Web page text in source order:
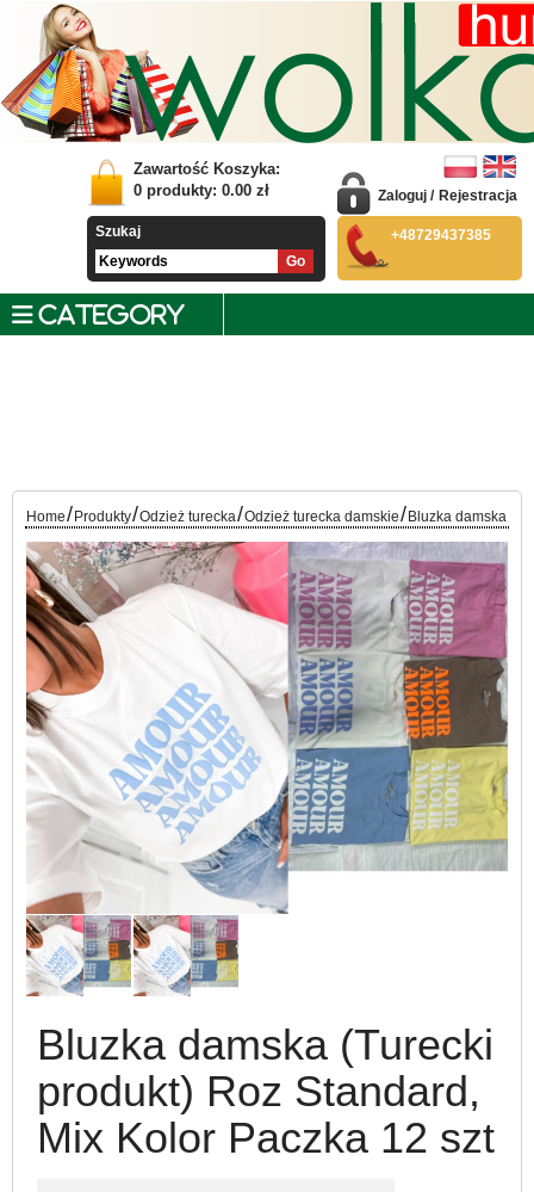
Zawartość Koszyka:
0 produkty: 0.00 zł
Szukaj
Zaloguj / Rejestracja
+48729437385
CATEGORY
Home/ Produkty/Odzież turecka/Odzież turecka damskie/ Bluzka damska
Bluzka damska (Turecki
produkt) Roz Standard,
Mix Kolor Paczka 12 szt